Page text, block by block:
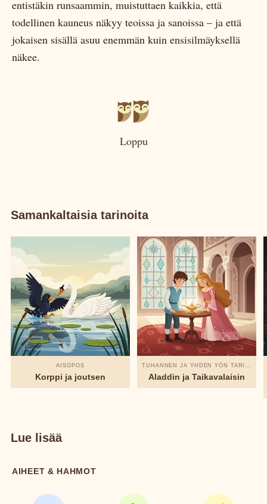
entistäkin runsaammin, muistuttaen kaikkia, että
todellinen kauneus näkyy teoissa ja sanoissa – ja että
jokaisen sisällä asuu enemmän kuin ensisilmäyksellä
näkee.
Loppu
Samankaltaisia tarinoita
AISOPOS
Korppi ja joutsen
TUHANNEN JA YHDEN YÖN TARINAT
Aladdin ja Taikavalaisin
Lue lisää
AIHEET & HAHMOT